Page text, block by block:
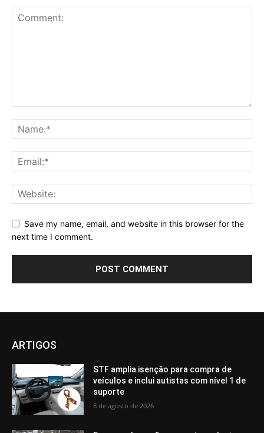
Save my name, email, and website in this browser for the
next time I comment.
ARTIGOS
STF amplia isenção para compra de
veículos e inclui autistas com nível 1 de
suporte
8 de agosto de 2026